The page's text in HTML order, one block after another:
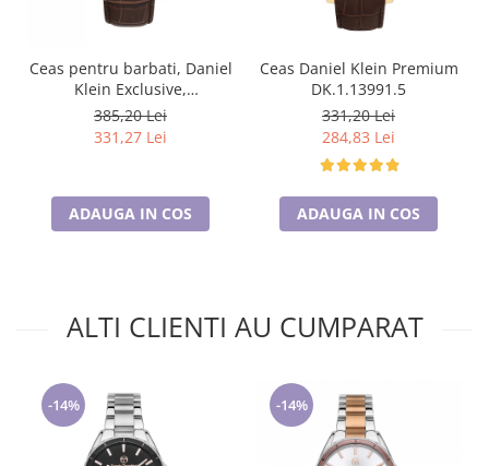
Ceas pentru barbati, Daniel
Klein Exclusive,
DK.1.13748.5
385,20 Lei
331,27 Lei
ADAUGA IN COS
Ceas Daniel Klein Premium
DK.1.13991.5
331,20 Lei
284,83 Lei
ADAUGA IN COS
ALTI CLIENTI AU CUMPARAT
-14% -14%